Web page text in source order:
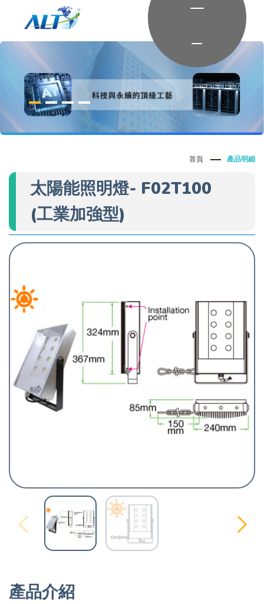
首頁 產品明細
太陽能照明燈- F02T100
(工業加強型)
產品介紹